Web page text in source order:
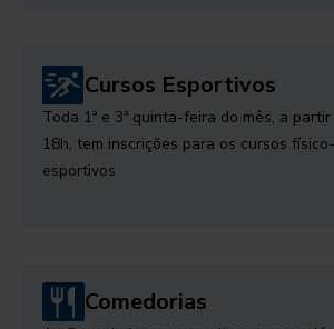
Cursos Esportivos
Toda 1ª e 3ª quinta-feira do mês, a
18h, tem inscrições para os cursos físico-
esportivos
Comedorias